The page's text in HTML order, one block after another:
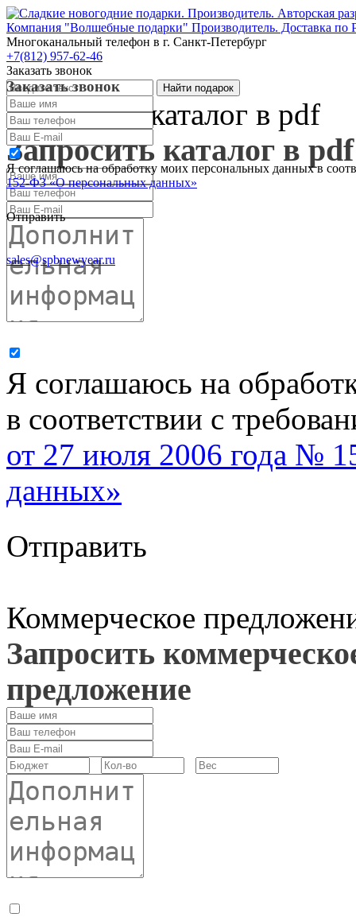
Компания "Волшебные подарки" Производитель. Доставка по
Многоканальный телефон в г. Санкт-Петербург
+7(812) 957-62-46
Заказать звонок
Заказать звонок
Я соглашаюсь на обработку моих персональных данных в
152-ФЗ «О персональных данных»
Отправить
sales@spbnewyear.ru
Запросить каталог в pdf
Запросить каталог в pdf
Я соглашаюсь на
в соответствии с
от 27 июля 2006 года №
данных»
Отправить
Коммерческое
Запросить
предложение